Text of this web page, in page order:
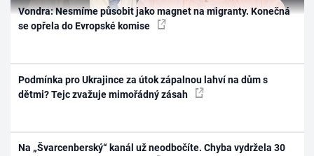
Vondra: Nesmíme působit jako magnet na migranty. Konečná
se opřela do Evropské komise
Podmínka pro Ukrajince za útok zápalnou lahví na dům s
dětmi? Tejc zvažuje mimořádný zásah
Na „Švarcenberský“ kanál už neodbočíte. Chyba vydržela 30